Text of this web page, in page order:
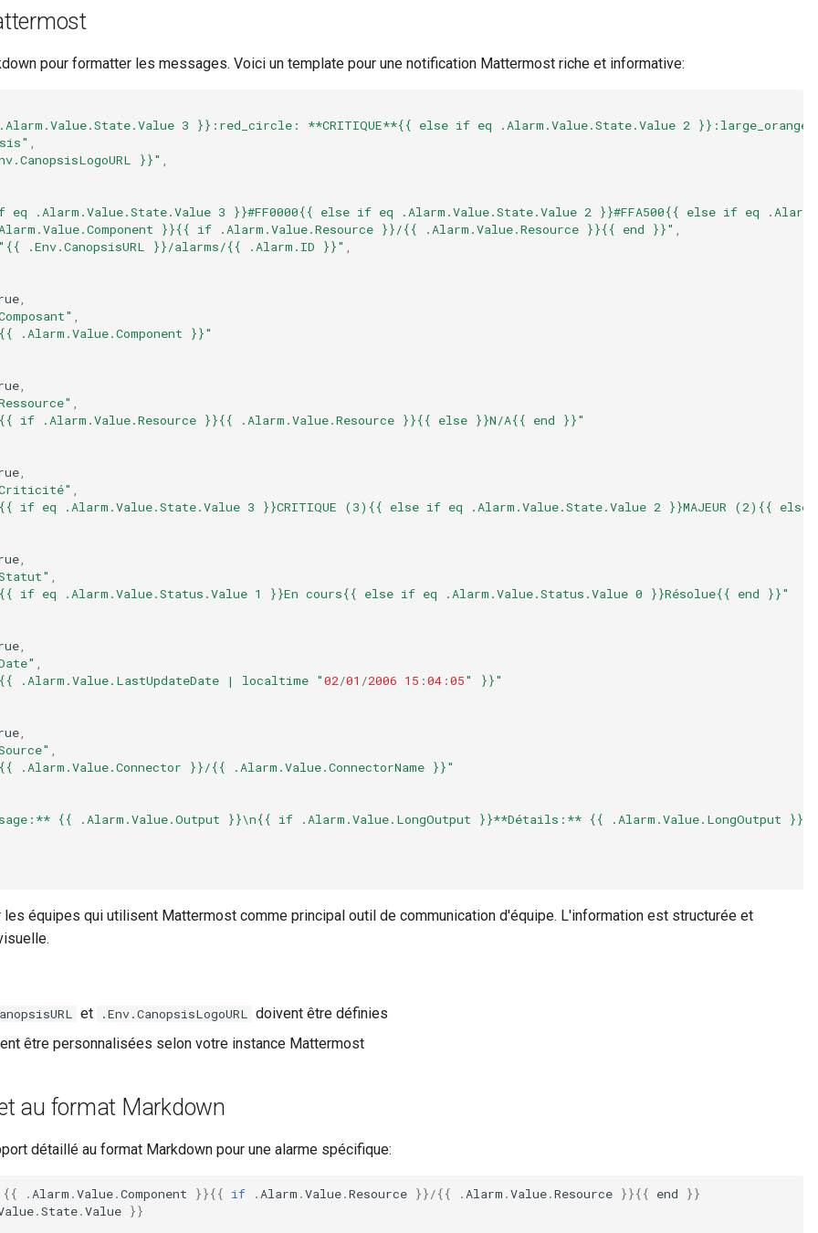
pour formatter les messages. Voici un template pour une notification Mattermost riche et informative:
3 }}:red_circle: **CRITIQUE**{{ else if eq .Alarm.Value.State.Value 2
}}"
.Alarm.Value.State.Value 3 }}#FF0000{{ else if eq .Alarm.Value.State.Value 2 }}#FFA500{{ else if eq
}}{{ if .Alarm.Value.Resource }}/{{ .Alarm.Value.Resource }}{{ end }}"
"{{ .Env.CanopsisURL }}/alarms/{{ .Alarm.ID }}"
.Alarm.Value.Component }}"
if .Alarm.Value.Resource }}{{ .Alarm.Value.Resource }}{{ else }}N/A{{ end }}"
if eq .Alarm.Value.State.Value 3 }}CRITIQUE (3){{ else if eq .Alarm.Value.State.Value 2 }}MAJEUR (2){{
if eq .Alarm.Value.Status.Value 1 }}En cours{{ else if eq .Alarm.Value.Status.Value 0 }}Résolue{{ end }}"
.Alarm.Value.LastUpdateDate | localtime "02/01 /2006 15 :04 :05" }}"
.Alarm.Value.Connector }}/{{ .Alarm.Value.ConnectorName }}"
{{ .Alarm.Value.Output }}\n{{ if .Alarm.Value.LongOutput }}**Détails:** {{ .Alarm.Value.LongOutput
les équipes qui utilisent Mattermost comme principal outil de communication d'équipe. L'information est structurée et
et .Env.CanopsisLogoURL doivent être définies
être personnalisées selon votre instance Mattermost
au format Markdown
détaillé au format Markdown pour une alarme spécifique:
{{ . Alarm .Value.Component }}{{ if . Alarm .Value.Resource }}/{{ . Alarm .Value.Resource }}{{ end
}}
.State.Value }}